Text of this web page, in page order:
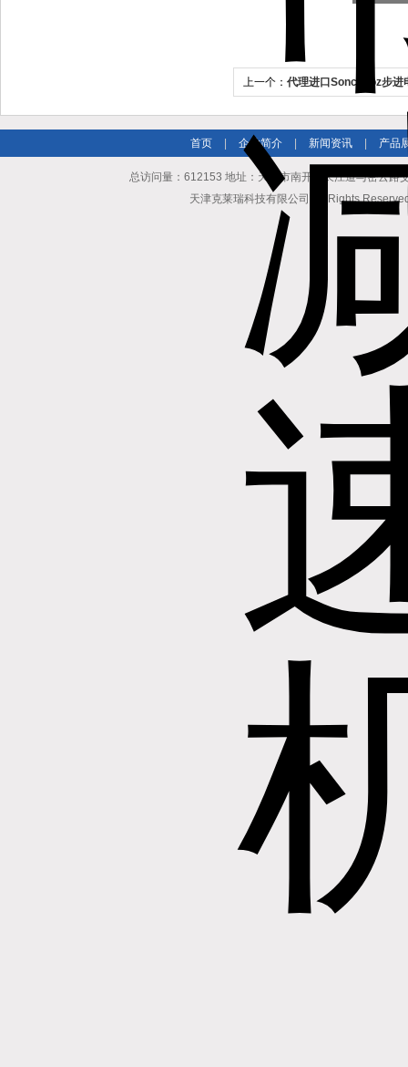
上一个： 代理进口Sonceboz步进
首页 企业简介 新闻资讯 产品
总访问量：612153 地址：天津市南开区长江道与密云
天津克莱瑞科技有限公司 All Rights